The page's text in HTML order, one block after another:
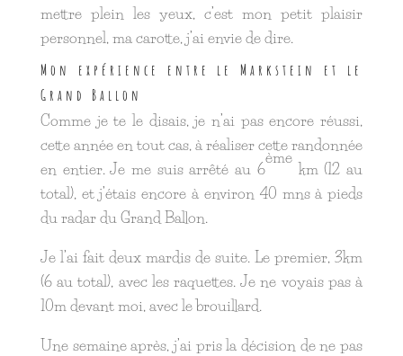
mettre plein les yeux, c’est mon petit plaisir
personnel, ma carotte, j’ai envie de dire.
Mon expérience entre le Markstein et le
Grand Ballon
Comme je te le disais, je n’ai pas encore réussi,
cette année en tout cas, à réaliser cette randonnée
en entier. Je me suis arrêté au 6
ème
km (12 au
total), et j’étais encore à environ 40 mns à pieds
du radar du Grand Ballon.
Je l’ai fait deux mardis de suite. Le premier, 3km
(6 au total), avec les raquettes. Je ne voyais pas à
10m devant moi, avec le brouillard.
Une semaine après, j’ai pris la décision de ne pas